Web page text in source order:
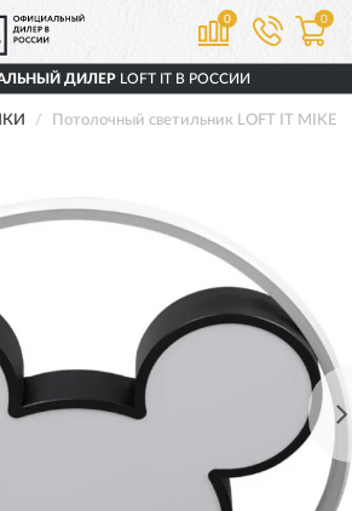
0 0
ДИЛЕРLOFT IT В РОССИИ
Потолочный светильник LOFT IT MIKE